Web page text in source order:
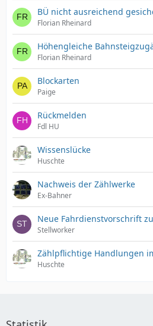
BÜ nicht ausreichend
Florian Rheinard
Höhengleiche
Florian Rheinard
Blockarten
Paige
Rückmelden
Fdl HU
Wissenslücke
Huschte
Nachweis der Zählwerke
Ex-Bahner
Neue Fahrdienstvorschrift
Stellworker
Zählpflichtige Handlungen
Huschte